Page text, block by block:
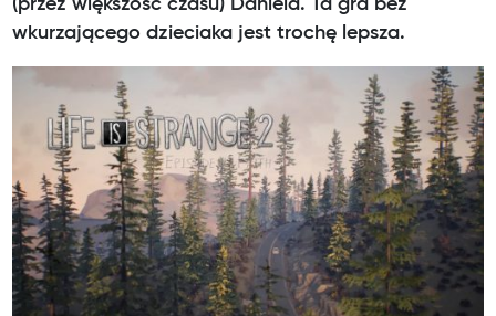
(przez większość czasu) Daniela. Ta gra bez
wkurzającego dzieciaka jest trochę lepsza.